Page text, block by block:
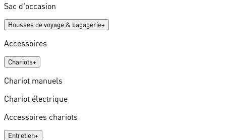
Sac d'occasion
Housses de voyage & bagagerie+
Accessoires
Chariots+
Chariot manuels
Chariot électrique
Accessoires chariots
Entretien+